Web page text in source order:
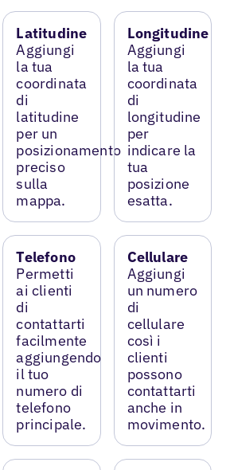
Latitudine
Aggiungi
la tua
coordinata
di
latitudine
per un
posizionamento
preciso
sulla
mappa.
Longitudine
Aggiungi
la tua
coordinata
di
longitudine
per
indicare la
tua
posizione
esatta.
Telefono
Permetti
ai clienti
di
contattarti
facilmente
aggiungendo
il tuo
numero di
telefono
principale.
Cellulare
Aggiungi
un numero
di
cellulare
così i
clienti
possono
contattarti
anche in
movimento.